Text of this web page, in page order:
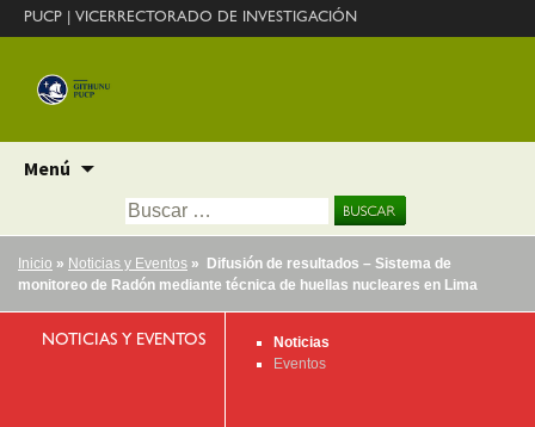
PUCP VICERRECTORADO DE INVESTIGACIÓN
Menú
contenido
Buscar:
Inicio » Noticias y Eventos » Difusión de resultados – Sistema de
monitoreo de Radón mediante técnica de huellas nucleares en Lima
NOTICIAS Y EVENTOS
Noticias
Eventos